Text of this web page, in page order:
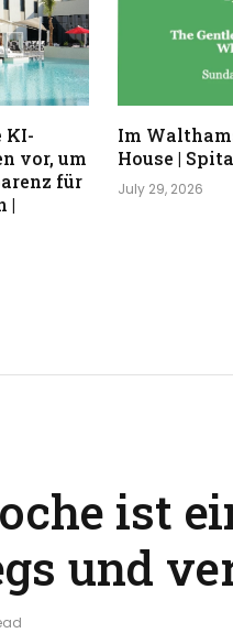
KI-
vor, um
für
|
Im
House |
July 29, 2026
ist
und